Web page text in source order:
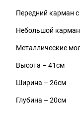
Передний карман
Небольшой карман
Металлические
Высота – 41см
Ширина – 26см
Глубина – 20см